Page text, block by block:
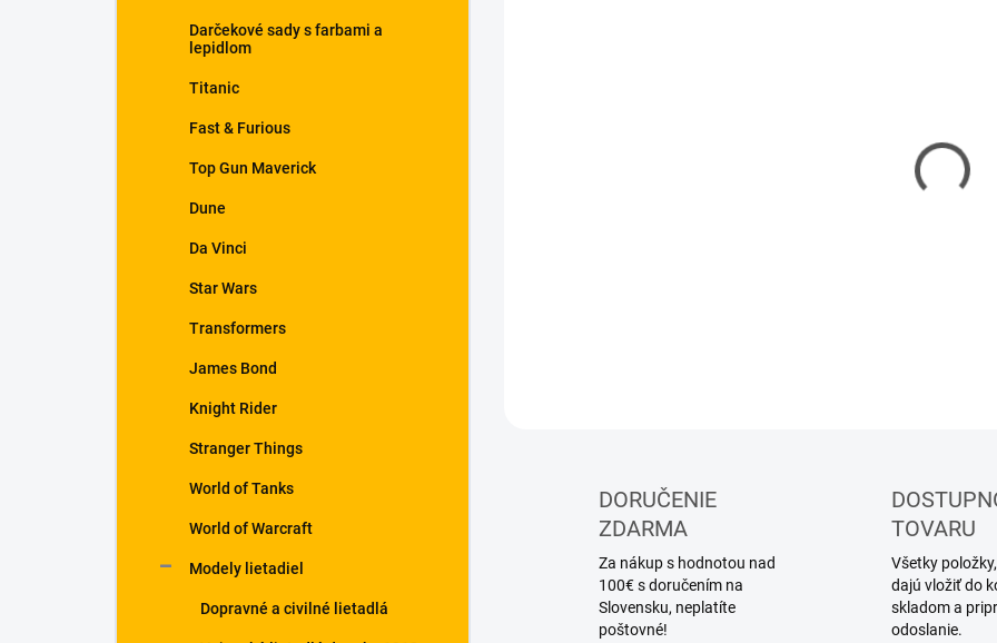
Darčekové sady s farbami a
lepidlom
Titanic
Fast & Furious
Top Gun Maverick
Dune
Da Vinci
Star Wars
Transformers
James Bond
Knight Rider
Stranger Things
World of Tanks
World of Warcraft
Modely lietadiel
Dopravné a civilné lietadlá
DORUČENIE
ZDARMA
Za nákup s hodnotou nad
100€ s doručením na
Slovensku, neplatíte
poštovné!
TOVARU
Všetky
dajú vložiť do
skladom a
odoslanie.